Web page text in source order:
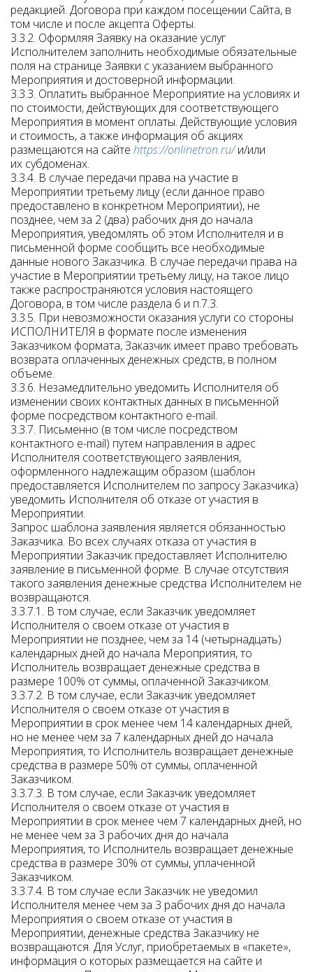
редакцией. Договора при каждом посещении Сайта, в
том числе и после акцепта Оферты.
3.3.2. Оформляя Заявку на оказание услуг
Исполнителем заполнить необходимые обязательные
поля на странице Заявки с указанием выбранного
Мероприятия и достоверной информации.
3.3.3. Оплатить выбранное Мероприятие на условиях и
по стоимости, действующих для соответствующего
Мероприятия в момент оплаты. Действующие условия
и стоимость, а также информация об акциях
размещаются на сайте https://onlinetron.ru/и/или
их субдоменах.
3.3.4. В случае передачи права на участие в
Мероприятии третьему лицу (если данное право
предоставлено в конкретном Мероприятии), не
позднее, чем за 2 (два) рабочих дня до начала
Мероприятия, уведомлять об этом Исполнителя и в
письменной форме сообщить все необходимые
данные нового Заказчика. В случае передачи права на
участие в Мероприятии третьему лицу, на такое лицо
также распространяются условия настоящего
Договора, в том числе раздела 6 и п.7.3.
3.3.5. При невозможности оказания услуги со стороны
ИСПОЛНИТЕЛЯ в формате после изменения
Заказчиком формата, Заказчик имеет право требовать
возврата оплаченных денежных средств, в полном
объеме.
3.3.6. Незамедлительно уведомить Исполнителя об
изменении своих контактных данных в письменной
форме посредством контактного e-mail.
3.3.7. Письменно (в том числе посредством
контактного e-mail) путем направления в адрес
Исполнителя соответствующего заявления,
оформленного надлежащим образом (шаблон
предоставляется Исполнителем по запросу Заказчика)
уведомить Исполнителя об отказе от участия в
Мероприятии.
Запрос шаблона заявления является обязанностью
Заказчика. Во всех случаях отказа от участия в
Мероприятии Заказчик предоставляет Исполнителю
заявление в письменной форме. В случае отсутствия
такого заявления денежные средства Исполнителем не
возвращаются.
3.3.7.1. В том случае, если Заказчик уведомляет
Исполнителя о своем отказе от участия в
Мероприятии не позднее, чем за 14 (четырнадцать)
календарных дней до начала Мероприятия, то
Исполнитель возвращает денежные средства в
размере 100% от суммы, оплаченной Заказчиком.
3.3.7.2. В том случае, если Заказчик уведомляет
Исполнителя о своем отказе от участия в
Мероприятии в срок менее чем 14 календарных дней,
но не менее чем за 7 календарных дней до начала
Мероприятия, то Исполнитель возвращает денежные
средства в размере 50% от суммы, оплаченной
Заказчиком.
3.3.7.3. В том случае, если Заказчик уведомляет
Исполнителя о своем отказе от участия в
Мероприятии в срок менее чем 7 календарных дней, но
не менее чем за 3 рабочих дня до начала
Мероприятия, то Исполнитель возвращает денежные
средства в размере 30% от суммы, уплаченной
Заказчиком.
3.3.7.4. В том случае если Заказчик не уведомил
Исполнителя менее чем за 3 рабочих дня до начала
Мероприятия о своем отказе от участия в
Мероприятии, денежные средства Заказчику не
возвращаются. Для Услуг, приобретаемых в «пакете»,
информация о которых размещается на сайте и